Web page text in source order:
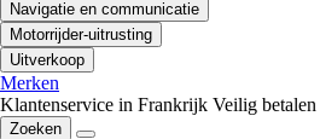
Navigatie en communicatie
Motorrijder-uitrusting
Uitverkoop
Merken
Klantenservice in Frankrijk Veilig betalen
Zoeken